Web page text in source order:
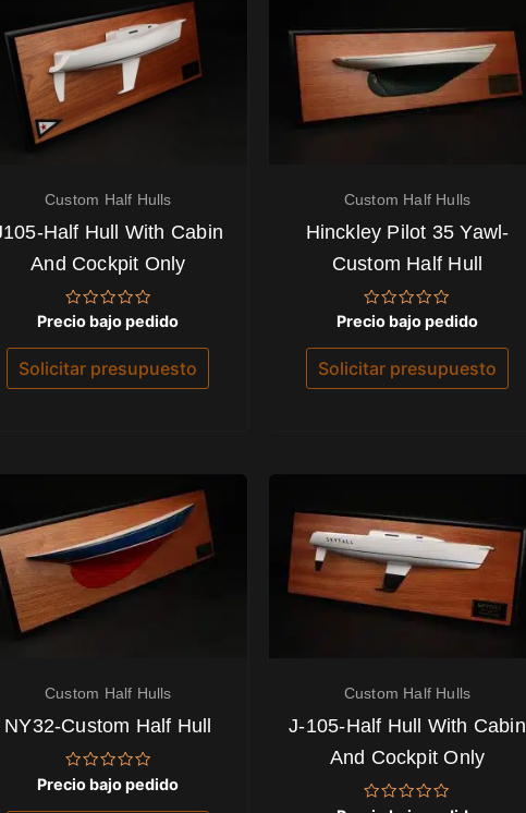
Custom Half Hulls
Half Hull With Cabin
And Cockpit Only
Valorado
con
0
de
5
Precio bajo pedido
Solicitar presupuesto
Custom Half Hulls
Hinckley Pilot 35 Yawl-
Custom Half Hull
Valorado
con
0
de
5
Precio bajo pedido
Solicitar presupuesto
Custom Half Hulls
NY32-Custom Half Hull
Valorado
con
0
Precio bajo pedido
Custom Half Hulls
J-105-Half Hull With Cabin
And Cockpit Only